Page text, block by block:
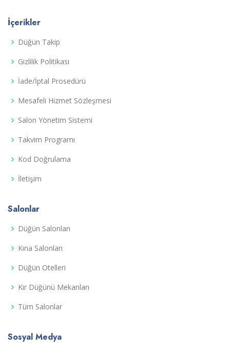
İçerikler
Düğün Takip
Gizlilik Politikası
İade/İptal Prosedürü
Mesafeli Hizmet Sözleşmesi
Salon Yönetim Sistemi
Takvim Programı
Kod Doğrulama
İletişim
Salonlar
Düğün Salonları
Kına Salonları
Düğün Otelleri
Kır Düğünü Mekanları
Tüm Salonlar
Sosyal Medya